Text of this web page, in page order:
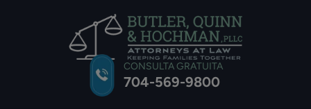
CONSULTA GRATUITA
704-569-9800